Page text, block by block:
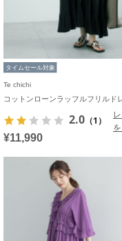
タイムセール対象
Te chichi
コットンローンラッフルフリルド
2.0 （1）
¥11,990